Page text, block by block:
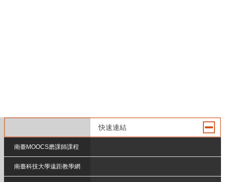
快速連結
南臺MOOCS磨課師課程
南臺科技大學遠距教學網